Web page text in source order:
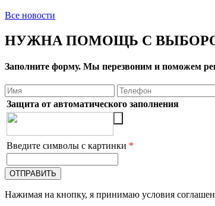
Все новости
НУЖНА ПОМОЩЬ С
Заполните форму. Мы перезвоним и поможем
Защита от автоматического заполнения
Введите символы с картинки *
Нажимая на кнопку, я принимаю условия